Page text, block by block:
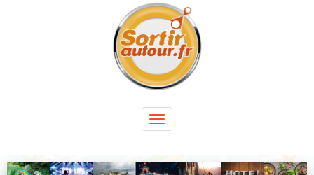
Toggle
navigation
Panneau de gestion des cookies